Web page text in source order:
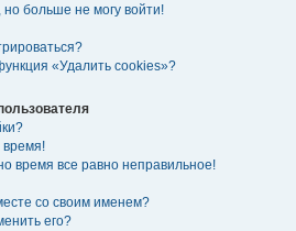
больше не могу войти!
«Удалить cookies»?
время все равно неправильное!
со своим именем?
его?